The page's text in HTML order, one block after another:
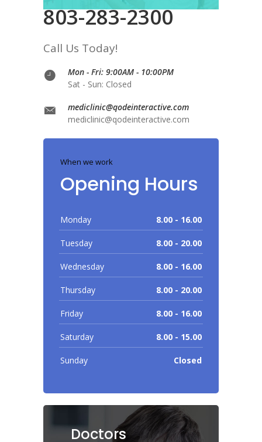
803-283-2300
Call Us Today!
Mon - Fri: 9:00AM - 10:00PM
Sat - Sun: Closed
mediclinic@qodeinteractive.com
mediclinic@qodeinteractive.com
When we work
Opening Hours
Monday 8.00 - 16.00
Tuesday 8.00 - 20.00
Wednesday 8.00 - 16.00
Thursday 8.00 - 20.00
Friday 8.00 - 16.00
Saturday 8.00 - 15.00
Sunday Closed
Doctors